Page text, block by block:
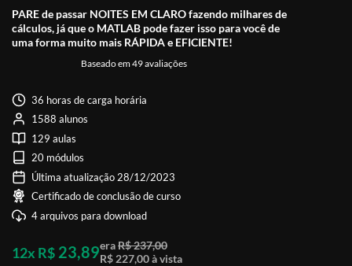
PARE de passar NOITES EM CLARO fazendo milhares de
cálculos, já que o MATLAB pode fazer isso para você de
uma forma muito mais RÁPIDA e EFICIENTE!
Baseado em 49 avaliações
36 horas de carga horária
1588 alunos
129 aulas
20 módulos
Última atualização 28/12/2023
Certificado de conclusão de curso
4 arquivos para download
12x R$ 23,89eraR$ 237,00
R$ 227,00 à vista